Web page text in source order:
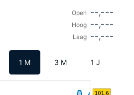
Open --,---
Hoog --,---
Laag --,---
1 M 3 M 1 J